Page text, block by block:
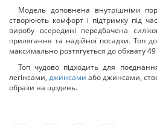
Модель доповнена внутрішніми
створюють комфорт і підтримку під
виробу всередині передбачена
прилягання та надійної посадки. Топ
максимально розтягується до обхвату
Топ чудово підходить для
легінсами, джинсами або джинсами,
образи на щодень.